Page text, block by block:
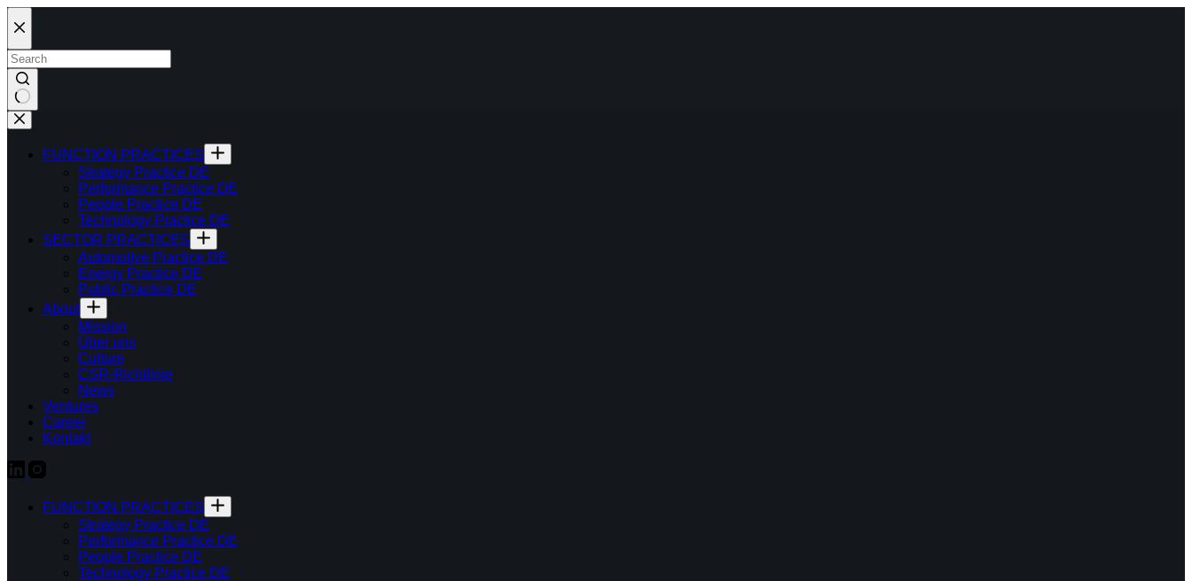
Skip
to
content
FUNCTION PRACTICES
Strategy Practice DE
Performance Practice DE
People Practice DE
Technology Practice DE
SECTOR PRACTICES
Automotive Practice DE
Energy Practice DE
Public Practice DE
About
Mission
Über uns
Culture
CSR-Richtlinie
News
Ventures
Career
Kontakt
FUNCTION PRACTICES
Strategy Practice DE
Performance Practice DE
People Practice DE
Technology Practice DE